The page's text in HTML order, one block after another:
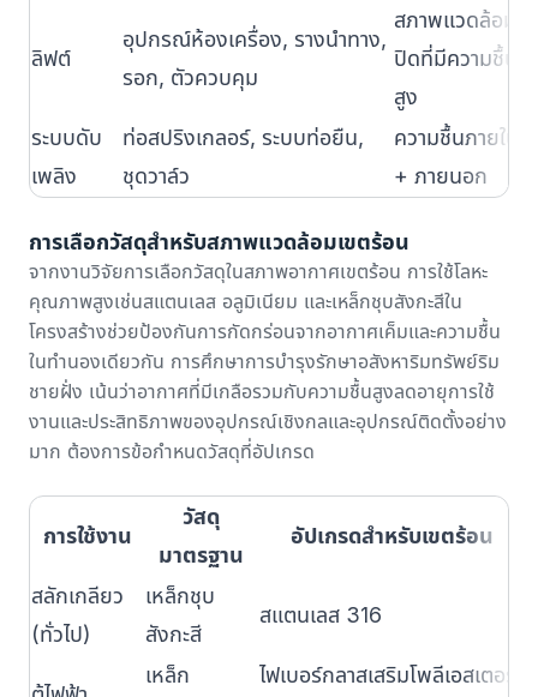
ลิฟต์
อุปกรณ์ห้องเครื่อง, รางนำทาง,
รอก, ตัวควบคุม
สภาพแวดล้อม
ปิดที่มีความชื้น
สูง
ระบบดับ
เพลิง
ท่อสปริงเกลอร์, ระบบท่อยืน,
ชุดวาล์ว
ความชื้นภายใน
+ ภายนอก
การเลือกวัสดุสำหรับสภาพแวดล้อมเขตร้อน
จากงานวิจัยการเลือกวัสดุในสภาพอากาศเขตร้อน การใช้โลหะ
คุณภาพสูงเช่นสแตนเลส อลูมิเนียม และเหล็กชุบสังกะสีใน
โครงสร้างช่วยป้องกันการกัดกร่อนจากอากาศเค็มและความชื้น
ในทำนองเดียวกัน การศึกษาการบำรุงรักษาอสังหาริมทรัพย์ริม
ชายฝั่ง เน้นว่าอากาศที่มีเกลือรวมกับความชื้นสูงลดอายุการใช้
งานและประสิทธิภาพของอุปกรณ์เชิงกลและอุปกรณ์ติดตั้งอย่าง
มาก ต้องการข้อกำหนดวัสดุที่อัปเกรด
การใช้งาน
วัสดุ
มาตรฐาน
อัปเกรดสำหรับเขตร้อน
สลักเกลียว
(ทั่วไป)
เหล็กชุบ
สังกะสี
สแตนเลส 316
เหล็ก
ไฟเบอร์กลาสเสริมโพลีเอสเตอร์